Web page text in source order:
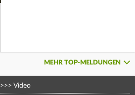
MEHR TOP-MELDUNGEN
>>> Video